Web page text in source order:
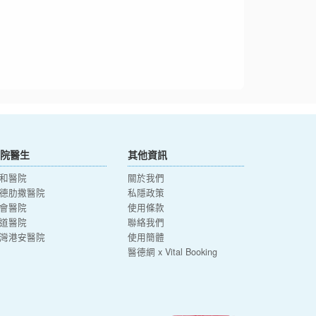
醫生
醫院
肋撒醫院
醫院
醫院
港安醫院
其他資訊
關於我們
私隱政策
使用條款
聯絡我們
使用簡體
醫德網 x Vital Booking